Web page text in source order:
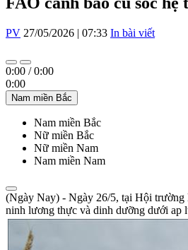
PV 27/05/2026 | 07:33 In bài viết
0:00 /0:00
0:00
Nam miền Bắc
Nam miền Bắc
Nữ miền Bắc
Nữ miền Nam
Nam miền Nam
(Ngày Nay) - Ngày 26/5, tại Hội trường
ninh lương thực và dinh dưỡng dưới